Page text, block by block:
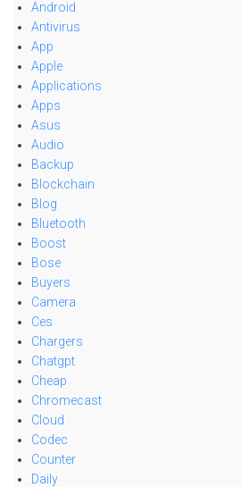
Android
Antivirus
App
Apple
Applications
Apps
Asus
Audio
Backup
Blockchain
Blog
Bluetooth
Boost
Bose
Buyers
Camera
Ces
Chargers
Chatgpt
Cheap
Chromecast
Cloud
Codec
Counter
Daily